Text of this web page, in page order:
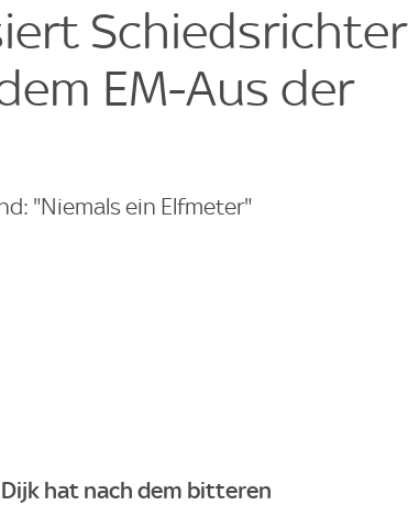
Schiedsrichter
EM-Aus der
"Niemals ein Elfmeter"
hat nach dem bitteren